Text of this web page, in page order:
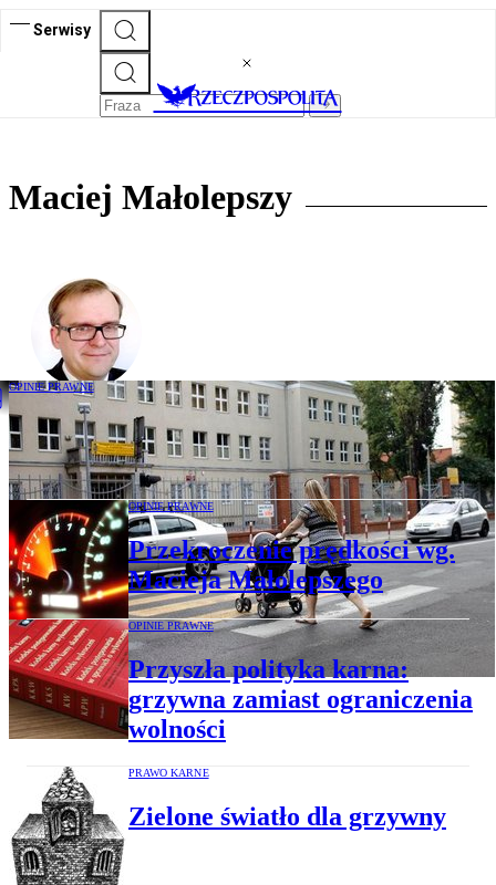
Serwisy
Maciej Małolepszy
OPINIE PRAWNE
Przejście dla lepszego prawa - prof.
Małolepszy o prawie drogowym
OPINIE PRAWNE
Przekroczenie prędkości wg.
Macieja Małolepszego
OPINIE PRAWNE
Przyszła polityka karna:
grzywna zamiast ograniczenia
wolności
PRAWO KARNE
Zielone światło dla grzywny